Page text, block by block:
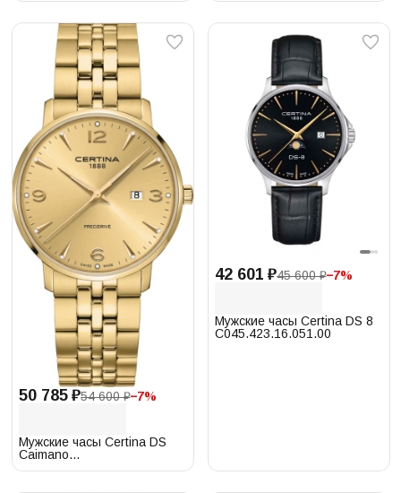
50 785 ₽54 600 ₽−7%
Мужские часы Certina DS
Caimano
42 601 ₽45 600 ₽−7%
Мужские часы Certina DS 8
C045.423.16.051.00